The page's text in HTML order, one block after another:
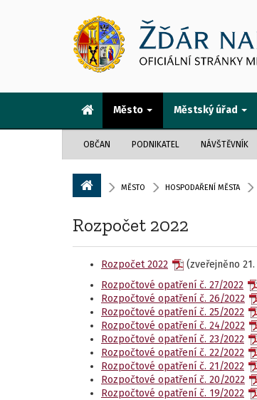
Město Městský úřad
OBČAN PODNIKATEL NÁVŠTĚVNÍK
MĚSTO HOSPODAŘENÍ MĚSTA
Rozpočet 2022
Rozpočet 2022
(zveřejněno 21.
Rozpočtové opatření č. 27/2022
Rozpočtové opatření č. 26/2022
Rozpočtové opatření č. 25/2022
Rozpočtové opatření č. 24/2022
Rozpočtové opatření č. 23/2022
Rozpočtové opatření č. 22/2022
Rozpočtové opatření č. 21/2022
Rozpočtové opatření č. 20/2022
Rozpočtové opatření č. 19/2022